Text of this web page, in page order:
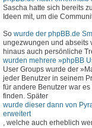
Sascha hatte sich bereits
Ideen mit, um die
So wurde der phpBB.de
ungezwungen und abseits
hinaus auch persönliche
wurden mehrere »phpBB
User Groups wurde der
jeder Benutzer in seinem
für andere Benutzer war
finden. Später
wurde dieser dann von
erweitert
, welche auch erheblich